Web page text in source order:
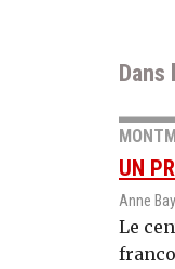
Dans
UN
Anne
Le